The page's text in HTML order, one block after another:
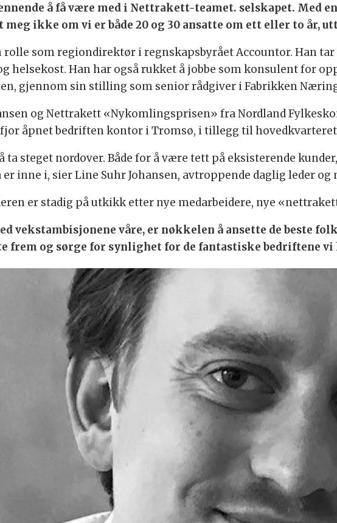
å få være med i Nettrakett-teamet. selskapet. Med
ikke om vi er både 20 og 30 ansatte om ett eller to år,
rolle som regiondirektør i regnskapsbyrået Accountor. Han
helsekost. Han har også rukket å jobbe som konsulent for
gjennom sin stilling som senior rådgiver i Fabrikken
og Nettrakett «Nykomlingsprisen» fra Nordland
åpnet bedriften kontor i Tromsø, i tillegg til
ta steget nordover. Både for å være tett på eksisterende
inne i, sier Line Suhr Johansen, avtroppende daglig leder og
er stadig på utkikk etter nye medarbeidere, nye
vekstambisjonene våre, er nøkkelen å ansette de beste
frem og sørge for synlighet for de fantastiske bedriftene vi